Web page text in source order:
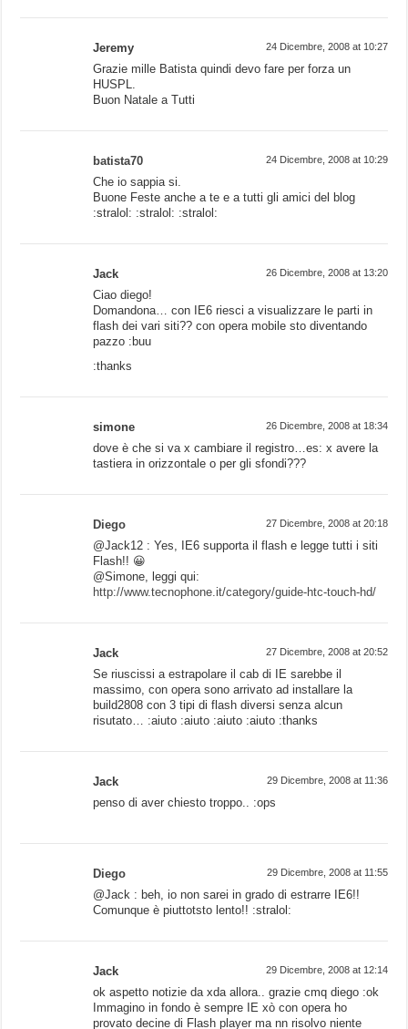
Jeremy 24 Dicembre, 2008 at 10:27
Grazie mille Batista quindi devo fare per forza un
HUSPL.
Buon Natale a Tutti
batista70 24 Dicembre, 2008 at 10:29
Che io sappia si.
Buone Feste anche a te e a tutti gli amici del blog
:stralol: :stralol: :stralol:
Jack 26 Dicembre, 2008 at 13:20
Ciao diego!
Domandona… con IE6 riesci a visualizzare le parti in
flash dei vari siti?? con opera mobile sto diventando
pazzo :buu
:thanks
simone 26 Dicembre, 2008 at 18:34
dove è che si va x cambiare il registro…es: x avere la
tastiera in orizzontale o per gli sfondi???
Diego 27 Dicembre, 2008 at 20:18
@Jack12 : Yes, IE6 supporta il flash e legge tutti i siti
Flash!! 😀
@Simone, leggi qui:
http://www.tecnophone.it/category/guide-htc-touch-hd/
Jack 27 Dicembre, 2008 at 20:52
Se riuscissi a estrapolare il cab di IE sarebbe il
massimo, con opera sono arrivato ad installare la
build2808 con 3 tipi di flash diversi senza alcun
risutato… :aiuto :aiuto :aiuto :aiuto :thanks
Jack 29 Dicembre, 2008 at 11:36
penso di aver chiesto troppo.. :ops
Diego 29 Dicembre, 2008 at 11:55
@Jack : beh, io non sarei in grado di estrarre IE6!!
Comunque è piuttotsto lento!! :stralol:
Jack 29 Dicembre, 2008 at 12:14
ok aspetto notizie da xda allora.. grazie cmq diego :ok
Immagino in fondo è sempre IE xò con opera ho
provato decine di Flash player ma nn risolvo niente